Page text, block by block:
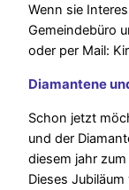
Wenn sie
Gemeindebüro
oder per Mail:
Diamantene
Schon jetzt
und der
diesem jahr
Dieses